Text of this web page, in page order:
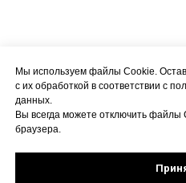
Мы используем файлы Cookie.
с их обработкой в соответствии с
данных.
Вы всегда можете отключить файлы
браузера.